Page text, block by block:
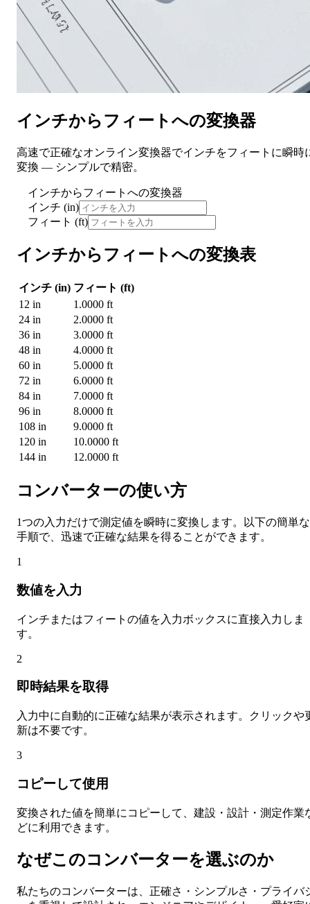
インチからフィートへの変換器
高速で正確なオンライン変換器でインチをフィートに瞬時
変換 — シンプルで精密。
インチからフィートへの変換器
インチ (in)
フィート (ft)
インチからフィートへの変換表
インチ (in) フィート (ft)
12 in
1.0000 ft
24 in
2.0000 ft
36 in
3.0000 ft
48 in
4.0000 ft
60 in
5.0000 ft
72 in
6.0000 ft
84 in
7.0000 ft
96 in
8.0000 ft
108 in
9.0000 ft
120 in
10.0000 ft
144 in
12.0000 ft
コンバーターの使い方
1つの入力だけで測定値を瞬時に変換します。以下の簡単な
手順で、迅速で正確な結果を得ることができます。
1
数値を入力
インチまたはフィートの値を入力ボックスに直接入力しま
す。
2
即時結果を取得
入力中に自動的に正確な結果が表示されます。クリックや
新は不要です。
3
コピーして使用
変換された値を簡単にコピーして、建設・設計・測定作業
どに利用できます。
なぜこのコンバーターを選ぶのか
私たちのコンバーターは、正確さ・シンプルさ・プライバ